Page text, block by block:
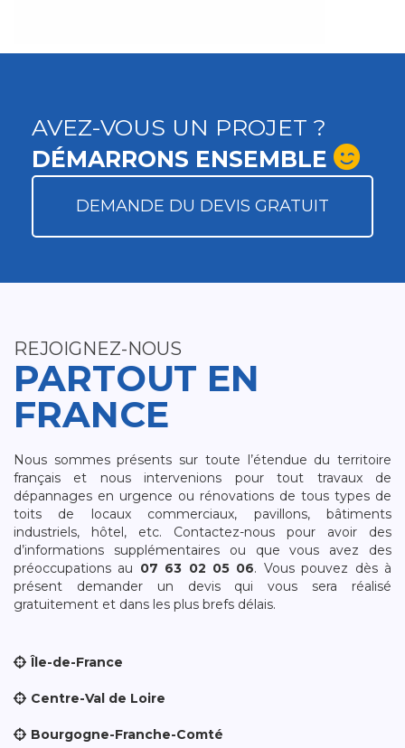
AVEZ-VOUS UN PROJET ?
DÉMARRONS ENSEMBLE
DEMANDE DU DEVIS GRATUIT
REJOIGNEZ-NOUS
PARTOUT EN
FRANCE
Nous sommes présents sur toute l’étendue du territoire
français et nous intervenions pour tout travaux de
dépannages en urgence ou rénovations de tous types de
toits de locaux commerciaux, pavillons, bâtiments
industriels, hôtel, etc. Contactez-nous pour avoir des
d’informations supplémentaires ou que vous avez des
préoccupations au 07 63 02 05 06. Vous pouvez dès à
présent demander un devis qui vous sera réalisé
gratuitement et dans les plus brefs délais.
Île-de-France
Centre-Val de Loire
Bourgogne-Franche-Comté